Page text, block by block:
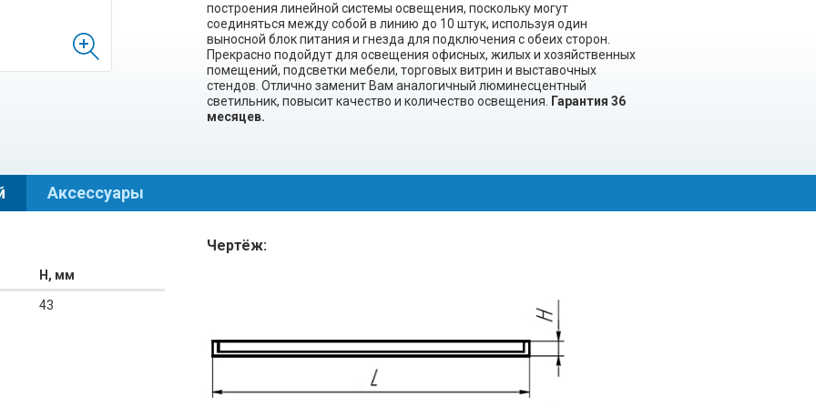
построения линейной системы освещения, поскольку могут
соединяться между собой в линию до 10 штук, используя один
выносной блок питания и гнезда для подключения с обеих сторон.
Прекрасно подойдут для освещения офисных, жилых и хозяйственных
помещений, подсветки мебели, торговых витрин и выставочных
стендов. Отлично заменит Вам аналогичный люминесцентный
светильник, повысит качество и количество освещения.
Гарантия 36
месяцев.
Аксессуары
H, мм
43
Чертёж: